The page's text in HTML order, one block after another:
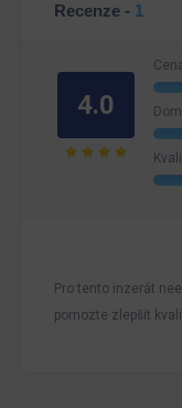
Recenze - 1
4.0
Pro tento inzerát
pomozte zlepšit